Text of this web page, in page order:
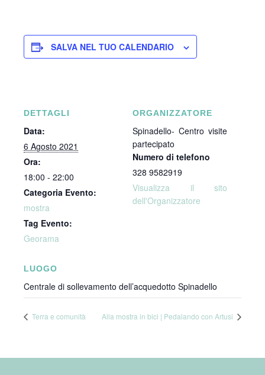
SALVA NEL TUO CALENDARIO
DETTAGLI
Data:
6 Agosto 2021
Ora:
18:00 - 22:00
Categoria Evento:
mostra
Tag Evento:
Georama
LUOGO
Centrale di sollevamento dell’acquedotto Spinadello
ORGANIZZATORE
Spinadello- Centro visite
partecipato
Numero di telefono
328 9582919
Visualizza il sito
dell'Organizzatore
Terra e comunità Alla mostra in bici | Pedalando con Artusi